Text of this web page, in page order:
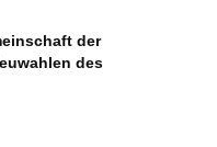
der
des